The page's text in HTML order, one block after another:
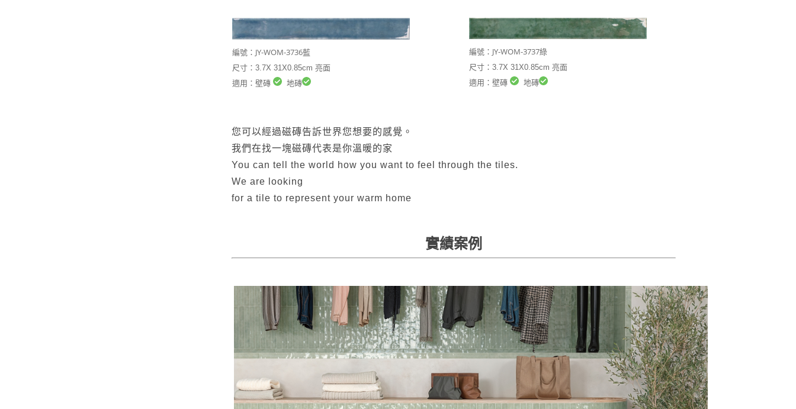
編號： JY-WOM-3736藍
尺寸：3.7X 31X0.85cm 亮面
適用：壁磚
地磚
編號： JY-WOM-3737綠
尺寸：3.7X 31X0.85cm 亮面
適用：壁磚
地磚
您可以經過磁磚告訴世界您想要的感覺。
我們在找一塊磁磚代表是你溫暖的家
You can tell the world how you want to feel through the tiles.
We are looking
for a tile to represent your warm home
實績案例